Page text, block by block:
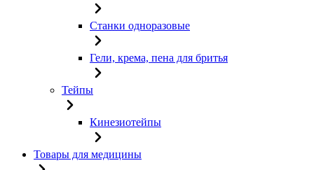
Станки одноразовые
Гели, крема, пена для бритья
Тейпы
Кинезиотейпы
Товары для медицины